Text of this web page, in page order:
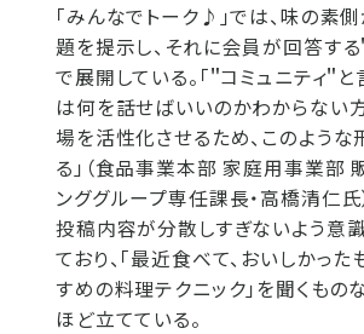
「みんなでトーク♪」では、味の素
題を提示し、それに会員が回答する
で展開している。「＂コミュニティ＂
は何を話せばいいのかわからない
場を活性化させるため、このような
る」（食品事業本部 家庭用事業部
ンググループ専任課長・高橋清仁氏
投稿内容が分散しすぎないよう意
ており、「最近食べて、おいしかった
すめの料理テクニック」を聞くもの
ほど立てている。